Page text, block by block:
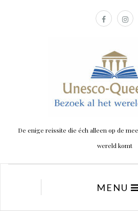
De enige reissite die éch alleen op de
wereld komt
MENU